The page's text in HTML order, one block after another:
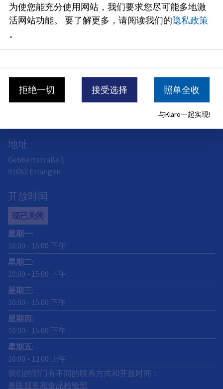
兽医和消费者健康保护办公室
办公室主任：Nikola-Simone Franz-Haas 博士
请注意我们的新地址：Gebbertstraße 1, 91052 Erlangen。
预约电话：+ (49) 09131 / 86 - 1725。
兽药
动物福利
地址
Gebbertstraße 1
91052 Erlangen
开放时间
现已关闭
星期一:
10:00 - 15:00 下午
星期二:
10:00 - 15:00 下午
星期三:
10:00 - 15:00 下午
星期四 :
10:00 - 15:00 下午
星期五:
10:00 - 12:00
上午
我们的部门有不同的联系方式和开放时间：
兽医服务和食品检验部
为使您能充分使用网站，我们要求您尽可能多地激
活网站功能。
要了解更多，请阅读我们的隐私政策
。
拒绝一切 接受选择 照单全收
与Klaro一起实现!